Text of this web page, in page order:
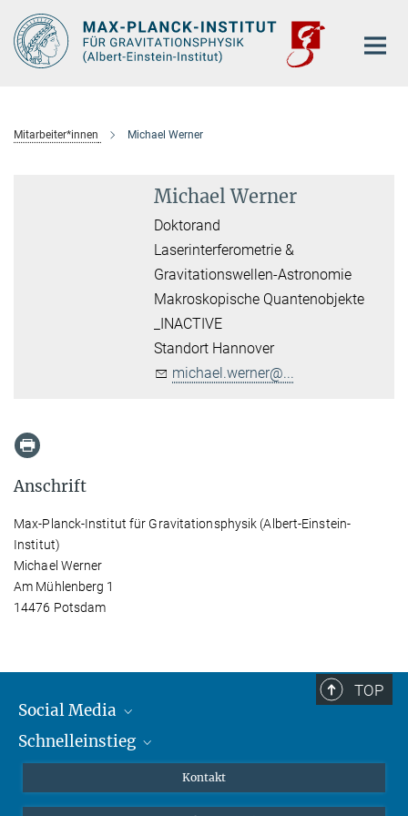
Hauptinhalt
Mitarbeiter*innen Michael Werner
Michael Werner
Doktorand
Laserinterferometrie &
Gravitationswellen-Astronomie
Makroskopische Quantenobjekte
_INACTIVE
Standort Hannover
michael.werner@...
Anschrift
Max-Planck-Institut für Gravitationsphysik (Albert-Einstein-
Institut)
Michael Werner
Am Mühlenberg 1
14476 Potsdam
TOP
Social Media
Mastodon
Schnelleinstieg
Studierende
Kontakt